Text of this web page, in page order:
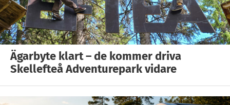
Ägarbyte klart – de kommer driva
Skellefteå Adventurepark vidare